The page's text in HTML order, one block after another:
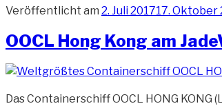
Veröffentlicht am 2. Juli 201717. Oktober
OOCL Hong Kong am
Das Containerschiff OOCL HONG